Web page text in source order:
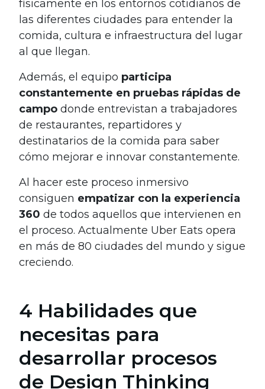
físicamente en los entornos cotidianos de
las diferentes ciudades para entender la
comida, cultura e infraestructura del lugar
al que llegan.
Además, el equipo participa
constantemente en pruebas rápidas de
campo donde entrevistan a trabajadores
de restaurantes, repartidores y
destinatarios de la comida para saber
cómo mejorar e innovar constantemente.
Al hacer este proceso inmersivo
consiguen empatizar con la experiencia
360 de todos aquellos que intervienen en
el proceso. Actualmente Uber Eats opera
en más de 80 ciudades del mundo y sigue
creciendo.
4 Habilidades que
necesitas para
desarrollar procesos
de Design Thinking